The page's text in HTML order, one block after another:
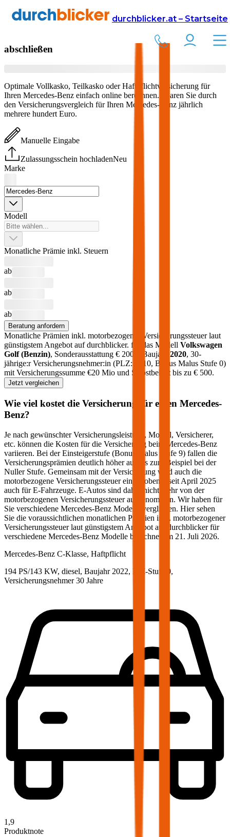
durchblicker.at – Startseite
Versicherung Autoversicherung
Versicherung vergleichen &
abschließen
Optimale Vollkasko, Teilkasko oder Haftpflichtversicherung für
Ihren Mercedes-Benz einfach online berechnen. Sparen Sie durch
den Versicherungsvergleich für Ihren Mercedes-Benz jährlich
mehrere hundert Euro.
Manuelle Eingabe
Zulassungsschein hochladenNeu
Marke
Modell
Monatliche Prämie inkl. Steuern
ab
ab
ab
Beratung anfordern
Monatliche Prämien inkl. motorbezogener Versicherungssteuer laut
günstigstem Angebot auf durchblicker. für das Modell Volkswagen
Golf(Benzin), Sonderausstattung € 2000 , Baujahr 2020, 30-
jährige:r Versicherungsnehmer:in (PLZ:
1010, Bonus Malus Stufe 0)
mit Versicherungssumme €20 Mio und Selbstbehalt bis zu € 500.
Jetzt vergleichen
Wie viel kostet die Versicherung für einen Mercedes-
Benz?
Je nach gewünschter Versicherungsleistung, Modell, Versicherer,
etc. können die Kosten für die Versicherung beim
Mercedes-Benz
variieren. Bei der Einsteigerstufe (Bonus Malus Stufe 9) fallen die
Versicherungsprämien deutlich höher aus als zum Beispiel bei der
Nuller Stufe. Gemeinsam mit der Versicherung wird auch die
motorbezogene Versicherungssteuer eingehoben – seit April 2025
auch für E-Fahrzeuge. E-Autos sind daher nicht mehr von der
motorbezogenen Versicherungssteuer ausgenommen. Wir haben für
Sie verschiedene Mercedes-Benz Modelle verglichen. Hier sehen
Sie die voraussichtlichen monatlichen Prämien inkl. motorbezogener
Versicherungssteuer laut günstigstem Angebot auf durchblicker für
verschiedene Mercedes-Benz Modelle berechnet am 21. Juli 2026.
Mercedes-Benz C-Klasse, Haftpflicht
194 PS/143 KW, diesel, Baujahr 2022, BM-Stufe 0,
Versicherungsnehmer 30 Jahre
1,9
Produktnote